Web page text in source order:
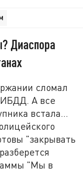
Диаспора
сломал
А все
встала…
"закрывать
"Мы в